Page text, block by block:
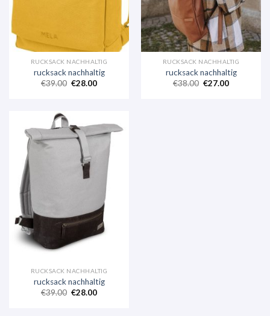
RUCKSACK NACHHALTIG
rucksack nachhaltig
€39.00 €28.00
RUCKSACK NACHHALTIG
rucksack nachhaltig
€38.00 €27.00
RUCKSACK NACHHALTIG
rucksack nachhaltig
€39.00 €28.00